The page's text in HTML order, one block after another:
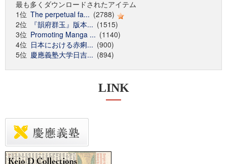
最も多くダウンロードされたアイテム
1位 The perpetual fa... (2788)
2位
『韻府群玉』版本... (1515)
3位 Promoting Manga ... (1140)
4位 日本における赤痢... (900)
5位 慶應義塾大学日吉... (894)
LINK